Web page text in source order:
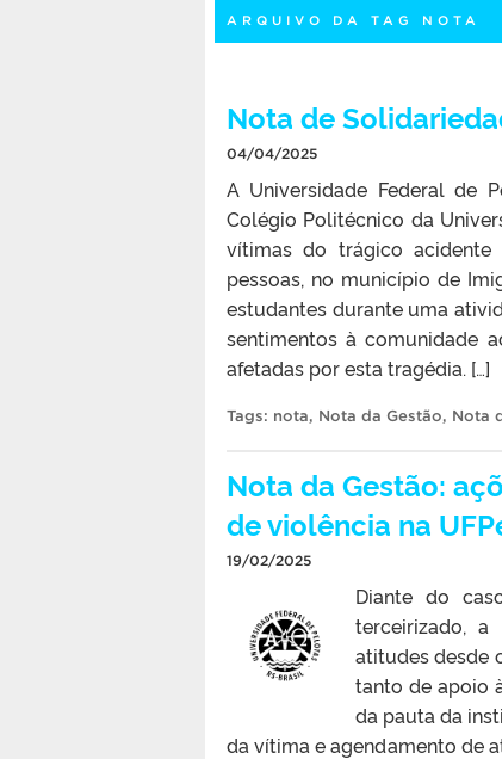
ARQUIVO DA TAG NOTA
Nota de
04/04/2025
A Universidade Federal de
Colégio Politécnico da
vítimas do trágico acidente
pessoas, no município de
estudantes durante uma
sentimentos à comunidade
afetadas por esta tragédia. […]
Tags: nota, Nota da Gestão, Nota
Nota da Gestão:
de violência na
19/02/2025
Diante do
terceirizado, a
atitudes desde
tanto de apoio
da pauta da
da vítima e agendamento de